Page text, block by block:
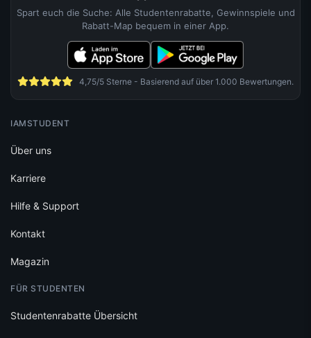
Karriere
Hilfe & Support
Magazin
FÜR STUDENTEN
Studentenrabatte Übersicht
Beliebte Marken
Studentenrabatt-Map
Gutscheinheft
iamstudent App
Newsletter
WEITERE SERVICES